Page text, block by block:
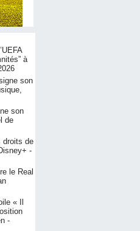
à
son
son
de
droits de
-
le Real
« Il
-